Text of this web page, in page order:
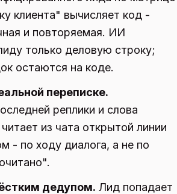
клиента" вычисляет код -
и повторяемая. ИИ
только деловую строку;
остаются на коде.
переписке.
реплики и слова
из чата открытой линии
- по ходу диалога, а не по
дедупом. Лид попадает